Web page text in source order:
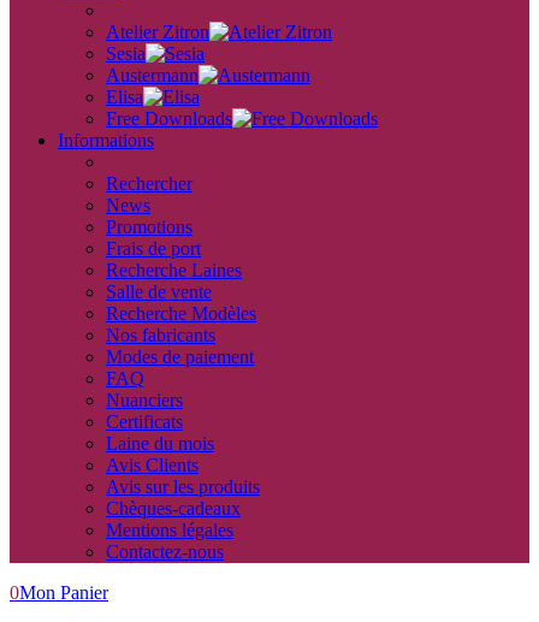
Atelier Zitron
Sesia
Austermann
Elisa
Free Downloads
Informations
Rechercher
News
Promotions
Frais de port
Recherche Laines
Salle de vente
Recherche Modèles
Nos fabricants
Modes de paiement
FAQ
Nuanciers
Certificats
Laine du mois
Avis Clients
Avis sur les produits
Chèques-cadeaux
Mentions légales
Contactez-nous
0Mon Panier